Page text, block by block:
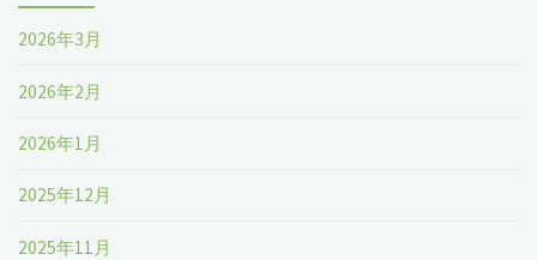
2026年3月
2026年2月
2026年1月
2025年12月
2025年11月